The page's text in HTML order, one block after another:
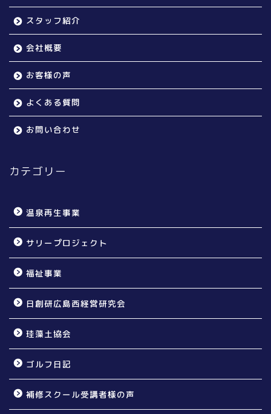
スタッフ紹介
会社概要
お客様の声
よくある質問
お問い合わせ
カテゴリー
温泉再生事業
サリープロジェクト
福祉事業
日創研広島西経営研究会
珪藻土協会
ゴルフ日記
補修スクール受講者様の声